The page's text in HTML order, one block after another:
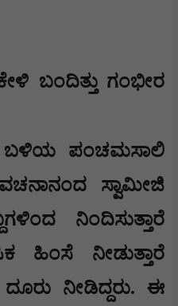
ಬಂದಿತ್ತು ಗಂಭೀರ
ಬಳಿಯ ಪಂಚಮಸಾಲಿ
ಸ್ವಾಮೀಜಿ
ನಿಂದಿಸುತ್ತಾರೆ
ಹಿಂಸೆ ನೀಡುತ್ತಾರೆ
ನೀಡಿದ್ದರು. ಈ